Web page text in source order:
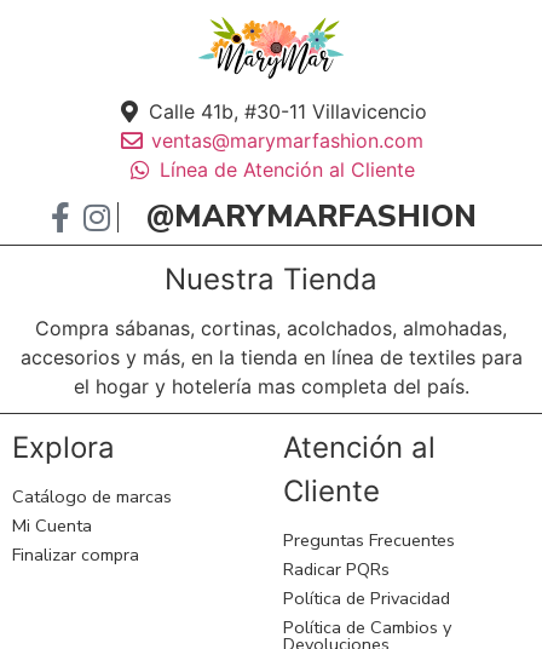
Calle 41b, #30-11 Villavicencio
ventas@marymarfashion.com
Línea de Atención al Cliente
@MARYMARFASHION
Nuestra Tienda
Compra sábanas, cortinas, acolchados, almohadas,
accesorios y más, en la tienda en línea de textiles para
el hogar y hotelería mas completa del país.
Explora
Catálogo de marcas
Mi Cuenta
Finalizar compra
Atención al
Cliente
Preguntas Frecuentes
Radicar PQRs
Política de Privacidad
Política de Cambios y
Devoluciones